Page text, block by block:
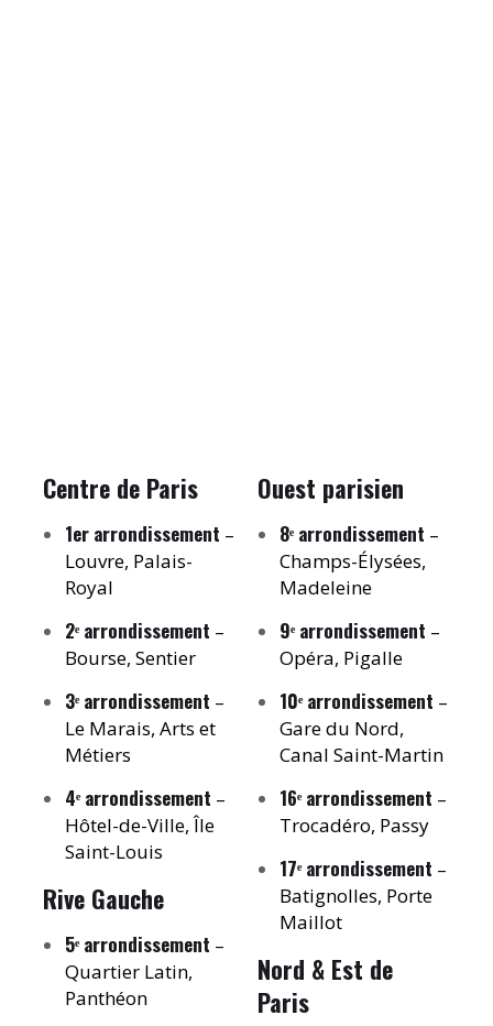
Centre de Paris
1er arrondissement –
Louvre, Palais-
Royal
2ᵉ arrondissement –
Bourse, Sentier
3ᵉ arrondissement –
Le Marais, Arts et
Métiers
4ᵉ arrondissement –
Hôtel-de-Ville, Île
Saint-Louis
Rive Gauche
5ᵉ arrondissement –
Quartier Latin,
Panthéon
Ouest parisien
8ᵉ arrondissement –
Champs-Élysées,
Madeleine
9ᵉ arrondissement –
Opéra, Pigalle
10ᵉ arrondissement –
Gare du Nord,
Canal Saint-Martin
16ᵉ arrondissement –
Trocadéro, Passy
17ᵉ arrondissement –
Batignolles, Porte
Maillot
Nord & Est de
Paris